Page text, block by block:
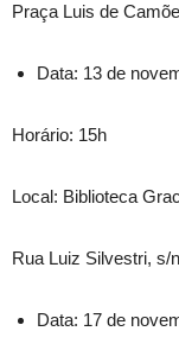
Praça Luis de
Data: 13 de
Horário: 15h
Local: Biblioteca
Rua Luiz Silvestri, s/
Data: 17 de